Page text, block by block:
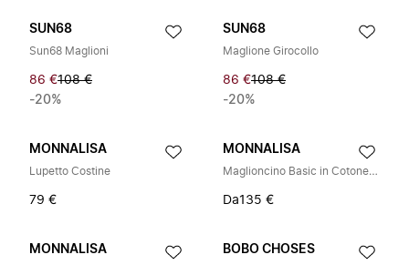
SUN68
Sun68 Maglioni
86 €108 €
-20%
SUN68
Maglione Girocollo
86 €108 €
-20%
MONNALISA
Lupetto Costine
79 €
MONNALISA
Maglioncino Basic in Cotone e Lana
Da135 €
MONNALISA BOBO CHOSES